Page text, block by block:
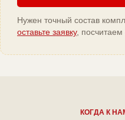
Нужен точный состав
оставьте заявку, посчитаем
КОГДА К